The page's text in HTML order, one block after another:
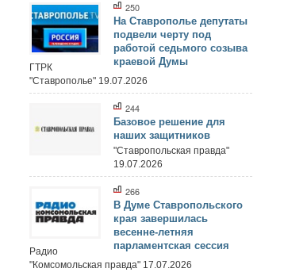
250
На Ставрополье депутаты
подвели черту под
работой седьмого созыва
краевой Думы
ГТРК
"Ставрополье" 19.07.2026
244
Базовое решение для
наших защитников
"Ставропольская правда"
19.07.2026
266
В Думе Ставропольского
края завершилась
весенне-летняя
парламентская сессия
Радио
"Комсомольская правда" 17.07.2026